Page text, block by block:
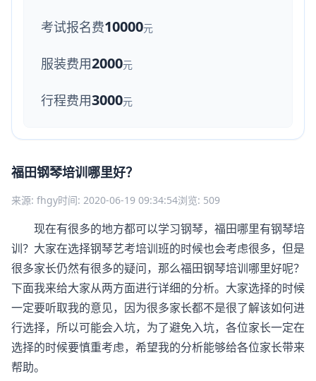
考试报名费10000元
服装费用2000元
行程费用3000元
福田钢琴培训哪里好？
来源: fhgy时间: 2020-06-19 09:34:54浏览: 509
现在有很多的地方都可以学习钢琴，福田哪里有钢琴培
训？大家在选择钢琴艺考培训班的时候也会考虑很多，但是
很多家长仍然有很多的疑问，那么福田钢琴培训哪里好呢？
下面我来给大家从两方面进行详细的分析。大家选择的时候
一定要听取我的意见，因为很多家长都不是很了解该如何进
行选择，所以可能会入坑，为了避免入坑，各位家长一定在
选择的时候要慎重考虑，希望我的分析能够给各位家长带来
帮助。